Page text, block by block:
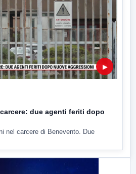
▶
due agenti feriti dopo
nel carcere di Benevento. Due